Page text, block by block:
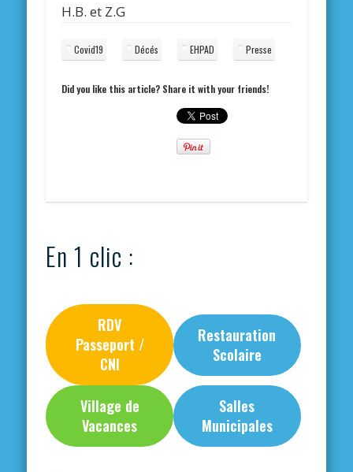
H.B. et Z.G
Covid19 Décés EHPAD Presse
Did you like this article? Share it with your friends!
En 1 clic :
RDV
Passeport /
CNI
Restauration
Scolaire
Village de
Vacances
Salles
Municipales